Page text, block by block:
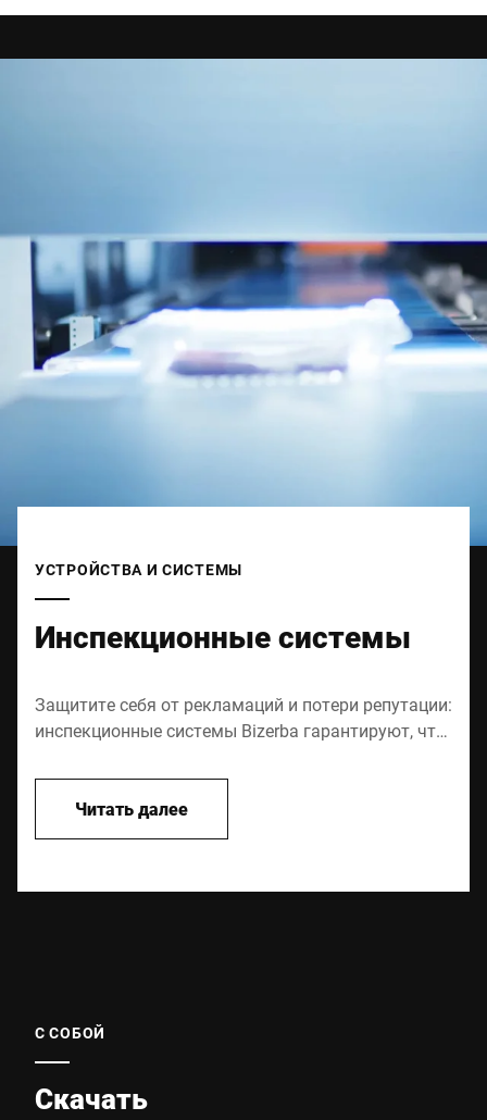
УСТРОЙСТВА И СИСТЕМЫ
Инспекционные системы
Защитите себя от рекламаций и потери репутации:
инспекционные системы Bizerba гарантируют, что
отвечают нормам качества. Наши инспекционные
системы разработаны для выполнения задач по
контролю качества как в ремесленном
пищевых предприятиях. Металлодетекторы,
Читать далее
С СОБОЙ
Скачать